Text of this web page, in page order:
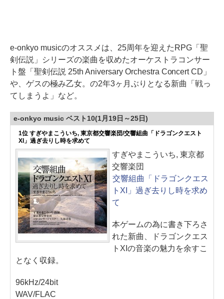
e-onkyo musicのオススメは、25周年を迎えたRPG「聖
剣伝説」シリーズの楽曲を収めたオーケストラコンサー
ト盤「聖剣伝説 25th Aniversary Orchestra Concert CD」
や、ゲスの極み乙女。の2年3ヶ月ぶりとなる新曲「戦っ
てしまうよ」など。
e-onkyo music ベスト10(1月19日～25日)
1位 すぎやまこういち, 東京都交響楽団/交響組曲「ドラゴンクエスト
XI」過ぎ去りし時を求めて
すぎやまこういち, 東京都
交響楽団
交響組曲「ドラゴンクエス
トXI」過ぎ去りし時を求め
て
本ゲームの為に書き下ろさ
れた新曲、ドラゴンクエス
トXIの音楽の魅力を余すこ
となく収録。
96kHz/24bit
WAV/FLAC